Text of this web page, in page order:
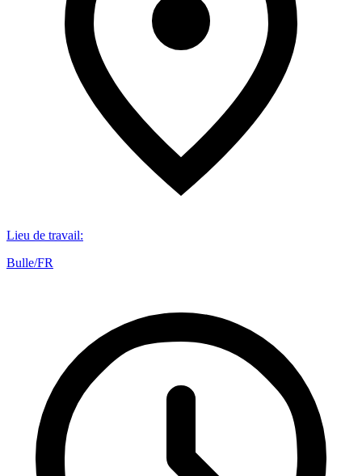
Lieu de travail:
Bulle/FR